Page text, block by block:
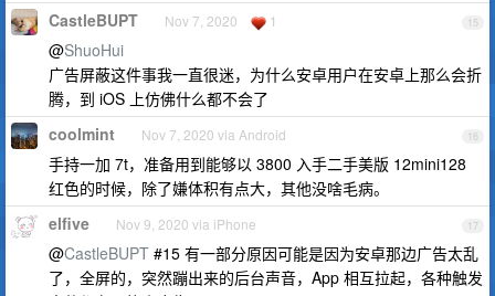
15
CastleBUPT Nov 7, 2020 1
@ShuoHui
广告屏蔽这件事我一直很迷，为什么安卓用户在安卓上那么会折
腾，到 iOS 上仿佛什么都不会了
16
coolmint Nov 7, 2020 via Android
手持一加 7t，准备用到能够以 3800 入手二手美版 12mini128
红色的时候，除了嫌体积有点大，其他没啥毛病。
17
elfive Nov 9, 2020 via iPhone
@CastleBUPT #15 有一部分原因可能是因为安卓那边广告太乱
了，全屏的，突然蹦出来的后台声音，App 相互拉起，各种触发